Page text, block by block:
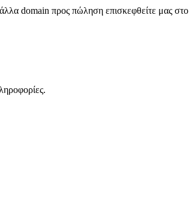
domain προς πώληση επισκεφθείτε μας στο